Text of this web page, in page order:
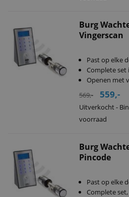
Burg
Vingerscan
Past op elke
Complete set
Openen met
569,-
559,-
Uitverkocht -
voorraad
Burg
Pincode
Past op elke
Complete